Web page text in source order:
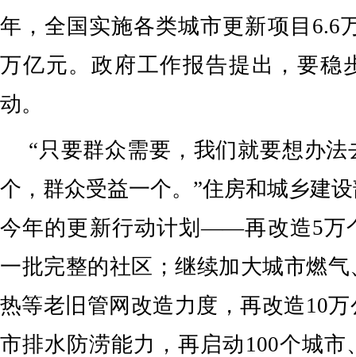
年，全国实施各类城市更新项目6.6
万亿元。政府工作报告提出，要稳
动。
“只要群众需要，我们就要想办
个，群众受益一个。”住房和城乡建
今年的更新行动计划——再改造5万
一批完整的社区；继续加大城市燃
热等老旧管网改造力度，再改造10
市排水防涝能力，再启动100个城市